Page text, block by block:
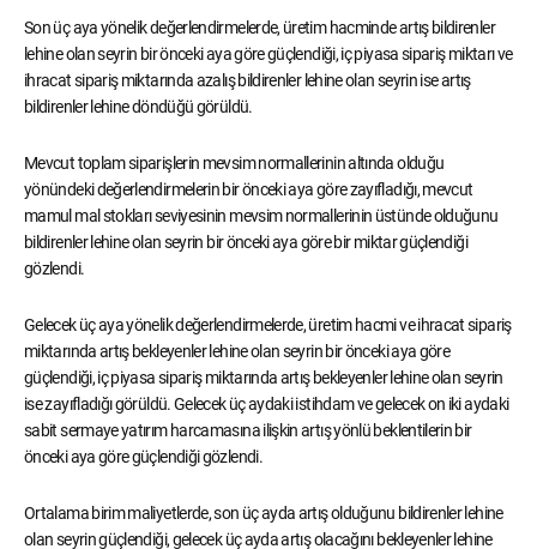
Son üç aya yönelik değerlendirmelerde, üretim hacminde artış bildirenler
lehine olan seyrin bir önceki aya göre güçlendiği, iç piyasa sipariş miktarı ve
ihracat sipariş miktarında azalış bildirenler lehine olan seyrin ise artış
bildirenler lehine döndüğü görüldü.
Mevcut toplam siparişlerin mevsim normallerinin altında olduğu
yönündeki değerlendirmelerin bir önceki aya göre zayıfladığı, mevcut
mamul mal stokları seviyesinin mevsim normallerinin üstünde olduğunu
bildirenler lehine olan seyrin bir önceki aya göre bir miktar güçlendiği
gözlendi.
Gelecek üç aya yönelik değerlendirmelerde, üretim hacmi ve ihracat sipariş
miktarında artış bekleyenler lehine olan seyrin bir önceki aya göre
güçlendiği, iç piyasa sipariş miktarında artış bekleyenler lehine olan seyrin
ise zayıfladığı görüldü. Gelecek üç aydaki istihdam ve gelecek on iki aydaki
sabit sermaye yatırım harcamasına ilişkin artış yönlü beklentilerin bir
önceki aya göre güçlendiği gözlendi.
Ortalama birim maliyetlerde, son üç ayda artış olduğunu bildirenler lehine
olan seyrin güçlendiği, gelecek üç ayda artış olacağını bekleyenler lehine